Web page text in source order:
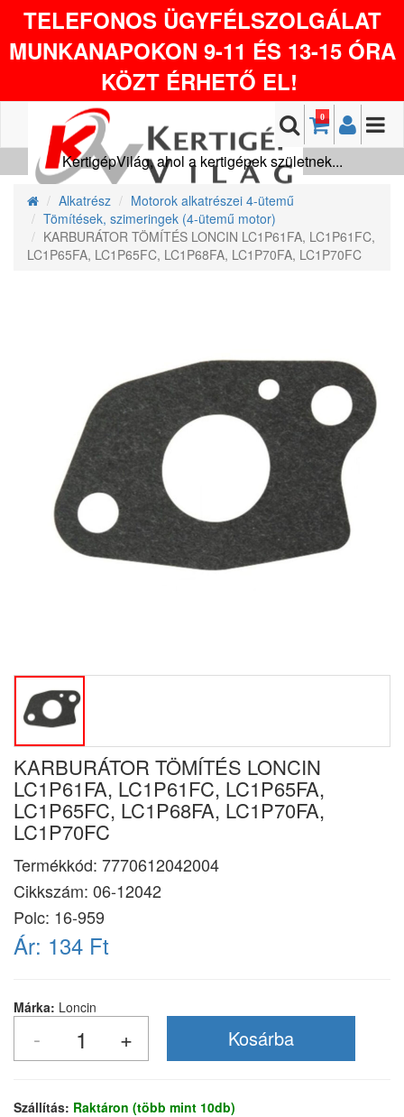
TELEFONOS ÜGYFÉLSZOLGÁLAT
MUNKANAPOKON 9-11 ÉS 13-15 ÓRA
KÖZT ÉRHETŐ EL!
0
KertigépVilág, ahol a kertigépek születnek...
Alkatrész
Motorok alkatrészei 4-ütemű
Tömítések, szimeringek (4-ütemű motor)
KARBURÁTOR TÖMÍTÉS LONCIN LC1P61FA, LC1P61FC,
LC1P65FA, LC1P65FC, LC1P68FA, LC1P70FA, LC1P70FC
KARBURÁTOR TÖMÍTÉS LONCIN
LC1P61FA, LC1P61FC, LC1P65FA,
LC1P65FC, LC1P68FA, LC1P70FA,
LC1P70FC
Termékkód: 7770612042004
Cikkszám: 06-12042
Polc: 16-959
Ár: 134 Ft
Márka: Loncin
Szállítás: Raktáron (több mint 10db)